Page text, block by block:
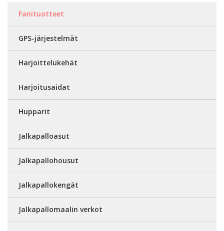
Fanituotteet
GPS-järjestelmät
Harjoittelukehät
Harjoitusaidat
Hupparit
Jalkapalloasut
Jalkapallohousut
Jalkapallokengät
Jalkapallomaalin verkot